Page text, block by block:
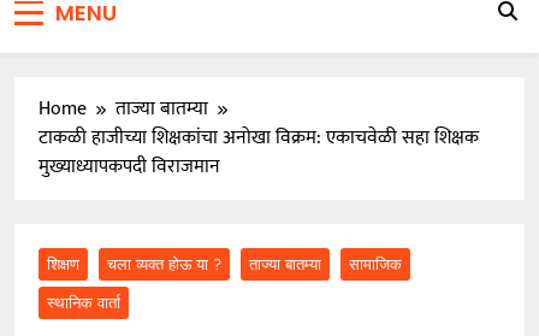
जाळ्यात
वारकरी संप्रदायातील ज्येष्ठ भाविक लक्ष्मण भाऊसाहेब भुजबळ
यांचे दुःखद निधन
MENU
Home
ताज्या बातम्या
टाकळी हाजीच्या शिक्षकांचा अनोखा विक्रम: एकाचवेळी सहा शिक्षक
मुख्याध्यापकपदी विराजमान
शिक्षण चला व्यक्त होऊ या ? ताज्या बातम्या
सामाजिक
स्थानिक वार्ता